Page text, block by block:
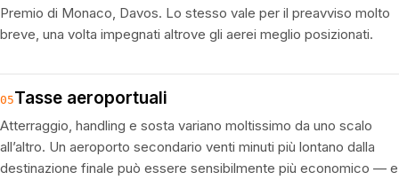
Premio di Monaco, Davos. Lo stesso vale per il preavviso molto
breve, una volta impegnati altrove gli aerei meglio posizionati.
05Tasse aeroportuali
Atterraggio, handling e sosta variano moltissimo da uno scalo
all’altro. Un aeroporto secondario venti minuti più lontano dalla
destinazione finale può essere sensibilmente più economico — e